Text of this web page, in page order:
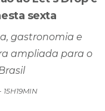
sexta
gastronomia e
ampliada para o